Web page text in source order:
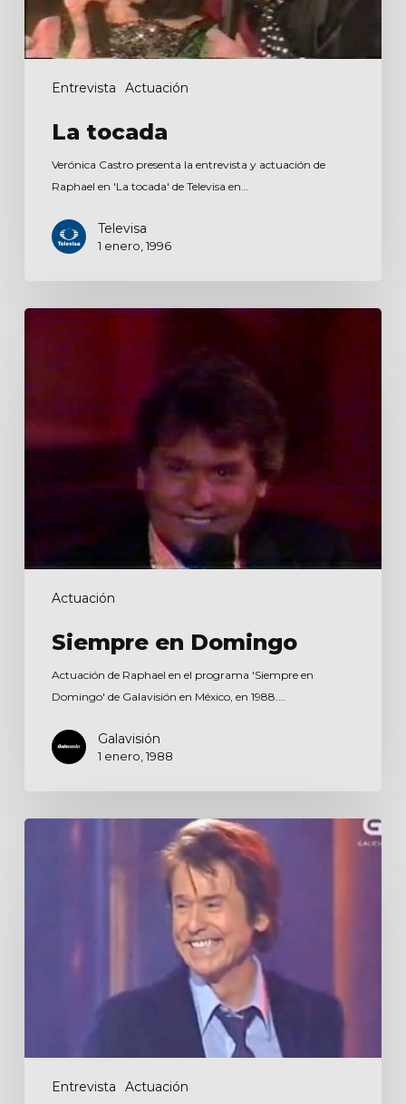
Entrevista Actuación
La tocada
Verónica Castro presenta la entrevista y actuación de
Raphael en 'La tocada' de Televisa en…
Televisa
1 enero, 1996
Actuación
Siempre
Siempre en Domingo
Actuación de Raphael en el programa 'Siempre en
Domingo' de Galavisión en México, en 1988.…
Galavisión
1 enero, 1988
Entrevista Actuación
Luar